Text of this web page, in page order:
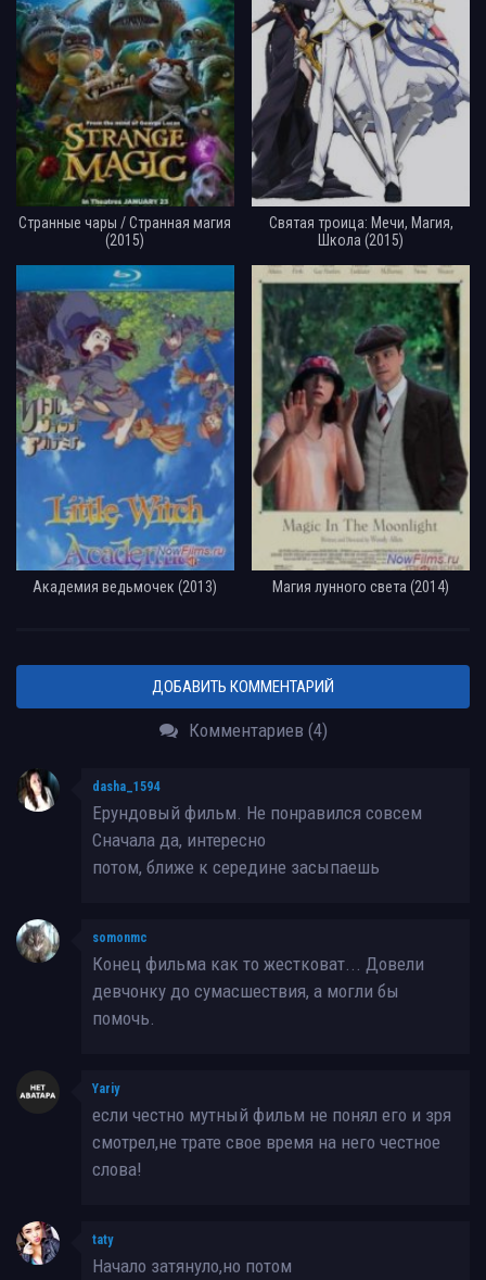
Странные чары / Странная магия
(2015)
Святая троица: Мечи, Магия,
Школа (2015)
Академия ведьмочек (2013) Магия лунного света (2014)
ДОБАВИТЬ КОММЕНТАРИЙ
Комментариев (4)
dasha_1594
Ерундовый фильм. Не понравился совсем
Сначала да, интересно
потом, ближе к середине засыпаешь
somonmc
Конец фильма как то жестковат... Довели
девчонку до сумасшествия, а могли бы
помочь.
Yariy
если честно мутный фильм не понял его и зря
смотрел,не трате свое время на него честное
слова!
taty
Начало затянуло,но потом